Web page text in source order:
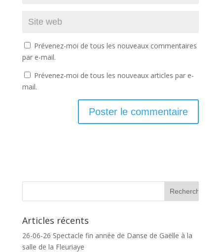
Prévenez-moi de tous les nouveaux commentaires
par e-mail.
Prévenez-moi de tous les nouveaux articles par e-
mail.
Articles récents
26-06-26 Spectacle fin année de Danse de Gaëlle à la
salle de la Fleuriaye